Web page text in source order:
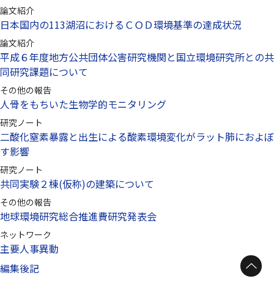
論文紹介
日本国内の113湖沼におけるＣＯＤ環境基準の達成状況
論文紹介
平成６年度地方公共団体公害研究機関と国立環境研究所との共
同研究課題について
その他の報告
人骨をもちいた生物学的モニタリング
研究ノート
二酸化窒素暴露と出生による酸素環境変化がラット肺におよぼ
す影響
研究ノート
共同実験２棟(仮称)の建築について
その他の報告
地球環境研究総合推進費研究発表会
ネットワーク
主要人事異動
編集後記